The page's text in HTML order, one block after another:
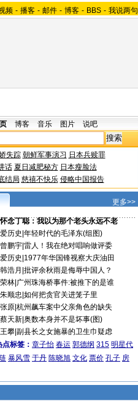
频 - 播客 - 邮件 - 博客 - BBS - 我说两句
博客 音乐 图片 说吧
失踪 朝鲜军事演习 日本兵赎罪
话 夏日减肥秘方 日本瘦脸法
结局 慈禧不快乐 侵略中国报告
更多>>
怀念丁聪：我以为那个老头永远不老
爱历史 年轻时代的毛泽东(组图)
曾鹏宇| 雷人！我在绝对唱响做评委
爱历史 1977年华国锋视察大庆油田
韩浩月 批评余秋雨是侮辱中国人？
荣林| 广州珠海桥事件:被推下的是谁
朱顺忠 如何把贪官关进笼子里
张原| 杭州飙车案中父亲角色的缺失
蔡天新| 奥数本身并不是坏事(图)
王攀| 副县长之女施暴的卫生巾疑虑
点标签： 章子怡 春运 郭德纲 315 明星代
暴风雪 于丹 陈晓旭 文化 票价 孔子 房